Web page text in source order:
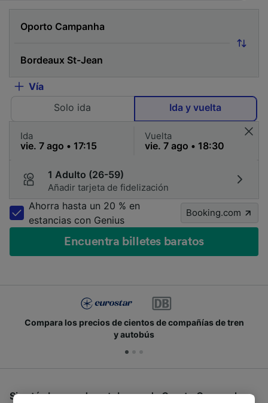
Vía
Solo ida
Ida y vuelta
Ida Vuelta
1 Adulto (26-59)
Añadir tarjeta de fidelización
Ahorra hasta un 20 % en
estancias con Genius
Booking.com
Encuentra billetes baratos
Compara los precios de cientos de compañías de tren
y autobús
Si estás buscando autobuses de Oporto Campanha a